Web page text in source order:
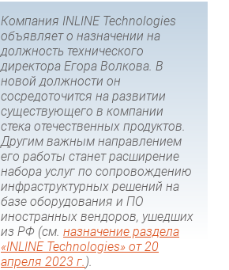
Компания INLINE Technologies
объявляет о назначении на
должность технического
директора Егора Волкова. В
новой должности он
сосредоточится на развитии
существующего в компании
стека отечественных продуктов.
Другим важным направлением
его работы станет расширение
набора услуг по сопровождению
инфраструктурных решений на
базе оборудования и ПО
иностранных вендоров, ушедших
из РФ (см. назначение раздела
«INLINE Technologies» от 20
апреля 2023 г.).